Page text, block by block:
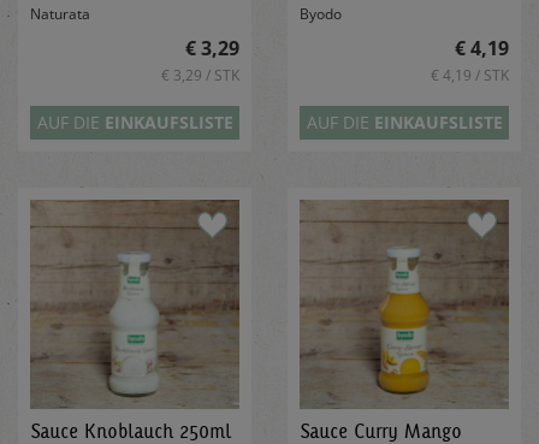
Naturata
€ 3,29
€ 3,29 / STK
AUF DIE EINKAUFSLISTE
Byodo
€ 4,19
€ 4,19 / STK
AUF DIE EINKAUFSLISTE
Sauce Knoblauch 250ml
Sauce Curry Mango